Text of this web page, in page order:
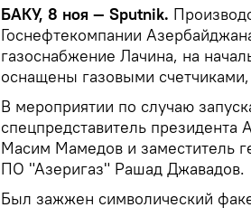
БАКУ, 8 ноя — Sputnik.
Госнефтекомпании
газоснабжение Лачина, на
оснащены газовыми
В мероприятии по случаю
спецпредставитель
Масим Мамедов и заместитель
ПО "Азеригаз" Рашад Джавадов.
Был зажжен символический